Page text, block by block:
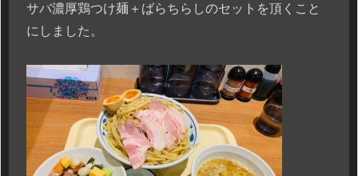
サバ濃厚鶏つけ麺＋ばらちらしのセットを頂くこと
にしました。